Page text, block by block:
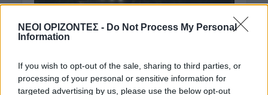
ΝΕΟΙ ΟΡΙΖΟΝΤΕΣ - Do Not Process My Personal
Information
If you wish to opt-out of the sale, sharing to third parties, or
processing of your personal or sensitive information for
targeted advertising by us, please use the below opt-out